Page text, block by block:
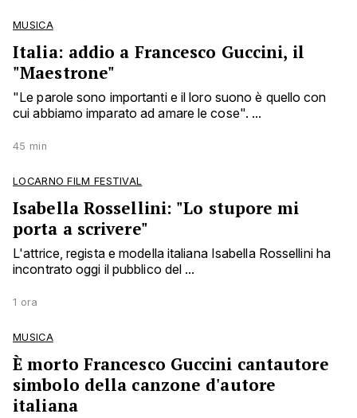
MUSICA
Italia: addio a Francesco Guccini, il
"Maestrone"
"Le parole sono importanti e il loro suono è quello con
cui abbiamo imparato ad amare le cose". ...
45 min
LOCARNO FILM FESTIVAL
Isabella Rossellini: "Lo stupore mi
porta a scrivere"
L'attrice, regista e modella italiana Isabella Rossellini ha
incontrato oggi il pubblico del ...
1 ora
MUSICA
È morto Francesco Guccini cantautore
simbolo della canzone d'autore
italiana